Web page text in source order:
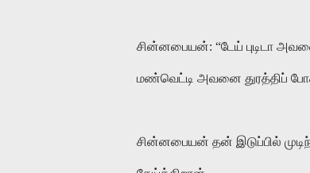
சின்னபையன்: “டேய் புடிடா
மண்வெட்டி அவனை துரத்திப்
சின்னபையன் தன் இடுப்பில்